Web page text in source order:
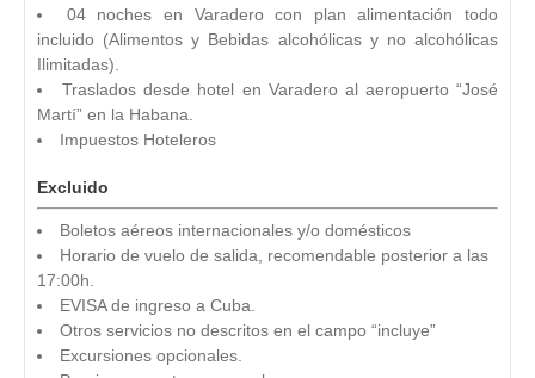
04 noches en Varadero con plan alimentación todo
incluido (Alimentos y Bebidas alcohólicas y no alcohólicas
Ilimitadas).
Traslados desde hotel en Varadero al aeropuerto “José
Martí” en la Habana.
Impuestos Hoteleros
Excluido
Boletos aéreos internacionales y/o domésticos
Horario de vuelo de salida, recomendable posterior a las
17:00h.
EVISA de ingreso a Cuba.
Otros servicios no descritos en el campo “incluye”
Excursiones opcionales.